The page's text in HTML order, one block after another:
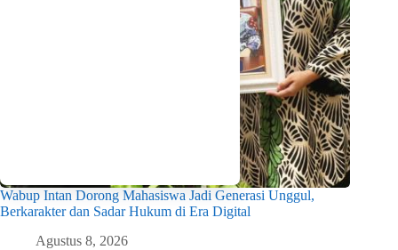
Wabup Intan Dorong Mahasiswa Jadi Generasi Unggul,
Berkarakter dan Sadar Hukum di Era Digital
Agustus 8, 2026